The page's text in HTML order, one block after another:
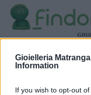
Gioielleria
Information
If you wish to opt-out
Politiche dei prezzi